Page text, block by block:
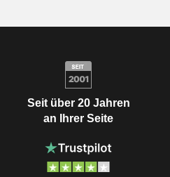
Seit über 20 Jahren
an Ihrer Seite